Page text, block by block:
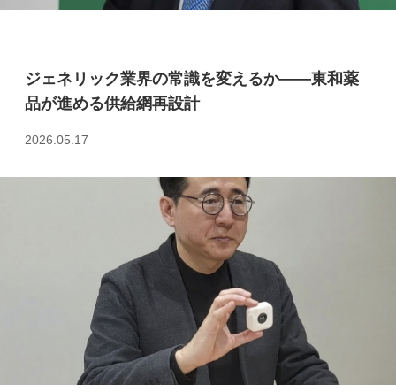
ジェネリック業界の常識を変えるか――東和薬
品が進める供給網再設計
2026.05.17